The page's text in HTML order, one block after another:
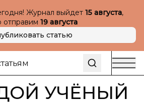
Журнал выйдет 15 августа,
отправим 19 августа
статью
УЧЁНЫЙ